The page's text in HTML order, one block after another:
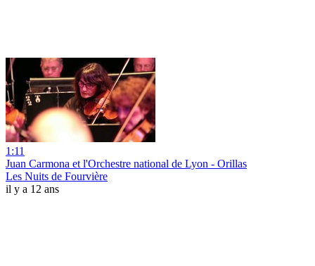
1:11
Juan Carmona et l'Orchestre national de Lyon - Orillas
Les Nuits de Fourvière
il y a 12 ans